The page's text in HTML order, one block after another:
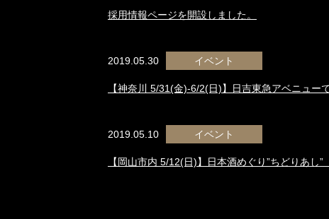
採用情報ページを開設しました。
2019.05.30 イベント
【神奈川 5/31(金)-6/2(日)】日吉東急アベニュー
2019.05.10 イベント
【岡山市内 5/12(日)】日本酒めぐり”ちどりあし”